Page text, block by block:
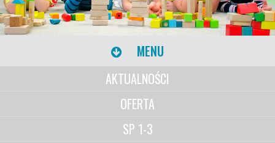
MENU
AKTUALNOŚCI
OFERTA
SP 1-3